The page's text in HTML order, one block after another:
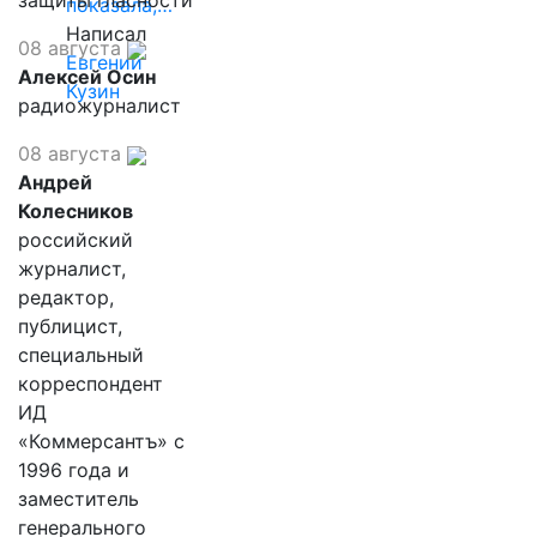
показала,…
Написал
Евгений
Кузин
08 августа
Алексей Осин
радиожурналист
08 августа
Андрей
Колесников
российский
журналист,
редактор,
публицист,
специальный
корреспондент
ИД
«Коммерсантъ» с
1996 года и
заместитель
генерального